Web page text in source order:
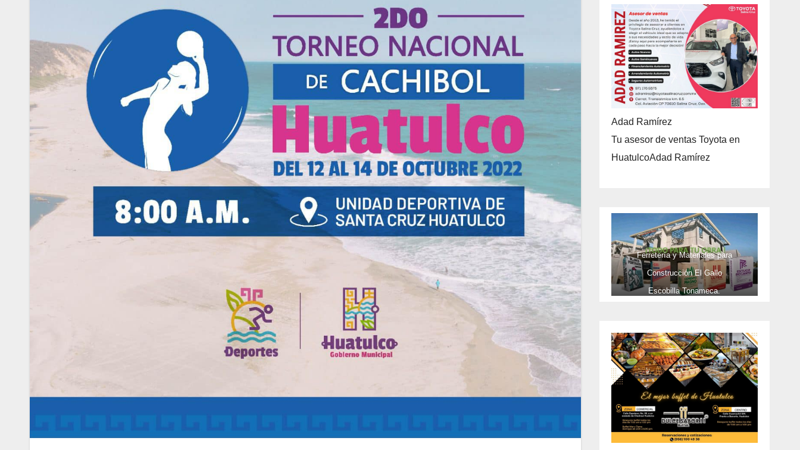
Adad Ramírez
Tu asesor de ventas Toyota en
HuatulcoAdad Ramírez
Ferretería y Materiales para
Construcción El Gallo
Escobilla Tonameca.
ENTREGA A DOMICILIO
PRECIO ESPECIAL DE MAYOREO